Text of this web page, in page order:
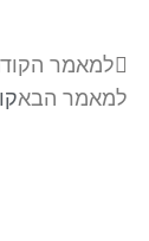
למאמר
למאמר הבא